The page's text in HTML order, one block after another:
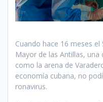
Cuando hace 16 meses el
Mayor de las Antillas,
como la arena de
economía cubana, no
ronavirus.